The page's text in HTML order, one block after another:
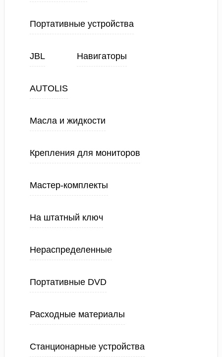
Портативные устройства
JBL Навигаторы
AUTOLIS
Масла и жидкости
Крепления для мониторов
Мастер-комплекты
На штатный ключ
Нераспределенные
Портативные DVD
Расходные материалы
Станционарные устройства